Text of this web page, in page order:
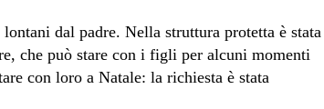
dal padre. Nella struttura protetta è stata
che può stare con i figli per alcuni momenti
con loro a Natale: la richiesta è stata